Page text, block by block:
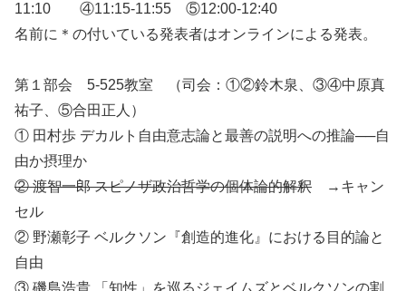
11:10 ④11:15-11:55 ⑤12:00-12:40
名前に＊の付いている発表者はオンラインによる発表。
第１部会 5-525教室 （司会：①②鈴木泉、③④中原真
祐子、⑤合田正人）
① 田村歩 デカルト自由意志論と最善の説明への推論──自
由か摂理か
② 渡智一郎 スピノザ政治哲学の個体論的解釈 →キャン
セル
② 野瀬彰子 ベルクソン『創造的進化』における目的論と
自由